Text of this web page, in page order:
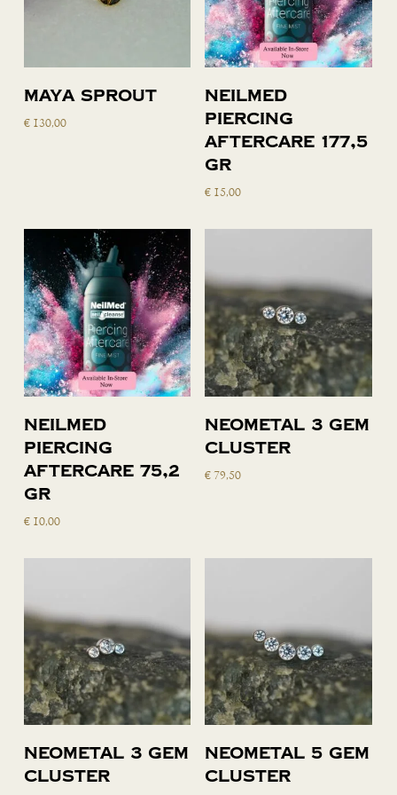
Toevoegen
winkelwagen
Maya Sprout
€130,00
Toevoegen
aan
winkelwagen
Neilmed
piercing
aftercare 177,5
gr
€ 15,00
Neilmed
piercing
aftercare 75,2
gr
€10,00
Toevoegen
aan
Neometal 3 gem
cluster
€79,50
Toevoegen
aan
Neometal 3 gem
cluster
Toevoegen
aan
Neometal 5 gem
cluster